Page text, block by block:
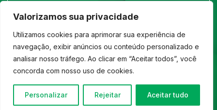
Valorizamos sua privacidade
Utilizamos cookies para aprimorar sua experiência de
navegação, exibir anúncios ou conteúdo personalizado e
analisar nosso tráfego. Ao clicar em “Aceitar todos”, você
concorda com nosso uso de cookies.
Personalizar Rejeitar Aceitar tudo
LOCALIZAÇÃO